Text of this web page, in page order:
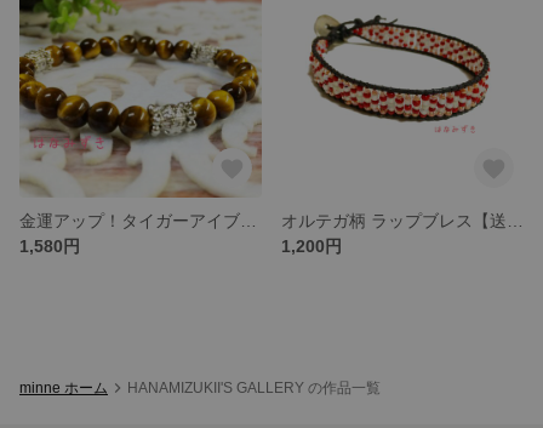
1,580円
1,200円
minne ホーム HANAMIZUKII'S GALLERY の作品一覧